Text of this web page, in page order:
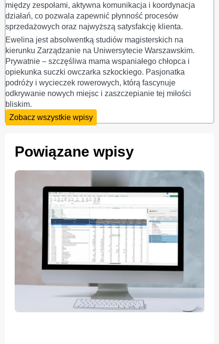
między zespołami, aktywna komunikacja i koordynacja
działań, co pozwala zapewnić płynność procesów
sprzedażowych oraz najwyższą satysfakcję klienta.
Ewelina jest absolwentką studiów magisterskich na
kierunku Zarządzanie na Uniwersytecie Warszawskim.
Prywatnie – szczęśliwa mama wspaniałego chłopca i
opiekunka suczki owczarka szkockiego. Pasjonatka
podróży i wycieczek rowerowych, którą fascynuje
odkrywanie nowych miejsc i zaszczepianie tej miłości
bliskim.
Zobacz wszystkie wpisy
Powiązane wpisy